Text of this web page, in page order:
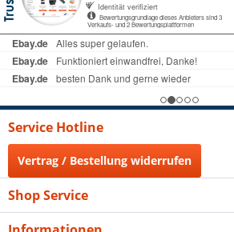
Service Hotline
Vertrag / Bestellung widerrufen
Shop Service